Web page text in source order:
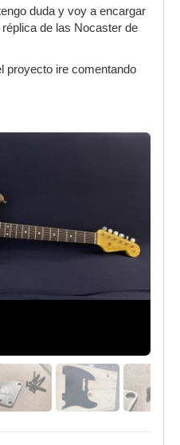
duda y voy a encargar
de las Nocaster de
proyecto ire comentando